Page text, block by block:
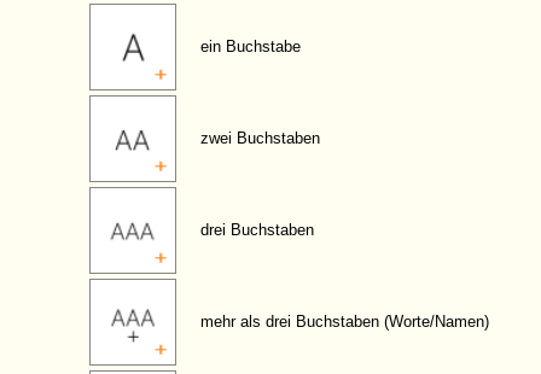
ein Buchstabe
zwei Buchstaben
drei Buchstaben
mehr als drei Buchstaben (Worte/Namen)